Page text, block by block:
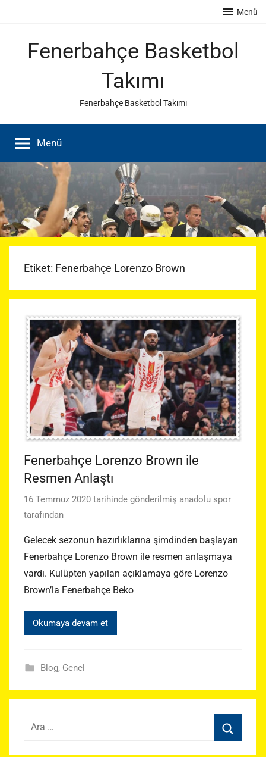
Menü
Fenerbahçe Basketbol
Takımı
Fenerbahçe Basketbol Takımı
Menü
Etiket: Fenerbahçe Lorenzo Brown
Fenerbahçe Lorenzo Brown ile
Resmen Anlaştı
16 Temmuz 2020 tarihinde gönderilmiş anadolu spor
tarafından
Gelecek sezonun hazırlıklarına şimdinden başlayan
Fenerbahçe Lorenzo Brown ile resmen anlaşmaya
vardı. Kulüpten yapılan açıklamaya göre Lorenzo
Brown’la Fenerbahçe Beko
Okumaya devam et
Blog, Genel
Arama: